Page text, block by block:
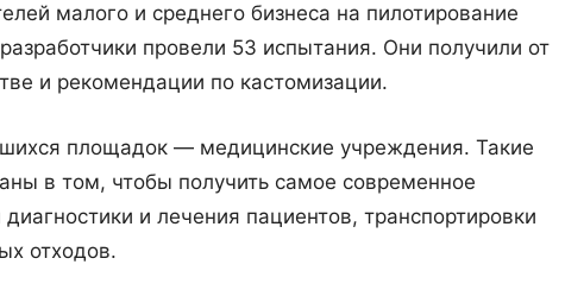
малого и среднего бизнеса на пилотирование
провели 53 испытания. Они получили от
и рекомендации по кастомизации.
площадок — медицинские учреждения. Такие
в том, чтобы получить самое современное
и лечения пациентов, транспортировки
отходов.